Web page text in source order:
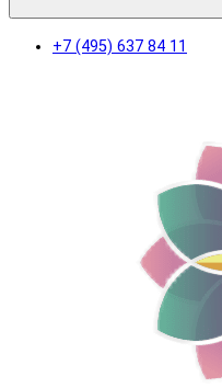
+7 (495) 637 84 11